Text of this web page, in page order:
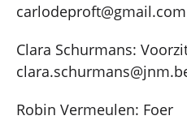
carlodeproft@gmail.com
Clara Schurmans:
Robin Vermeulen: Foer